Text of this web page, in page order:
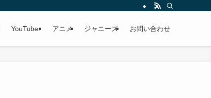
YouTuber アニメ ジャニーズ お問い合わせ